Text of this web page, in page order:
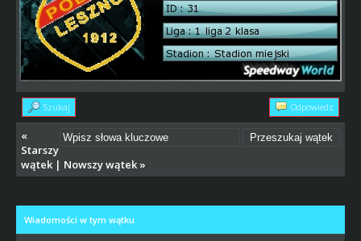
Szukaj Odpowiedz
«
Starszy
wątek| Nowszy wątek»
Wiadomości w tym wątku